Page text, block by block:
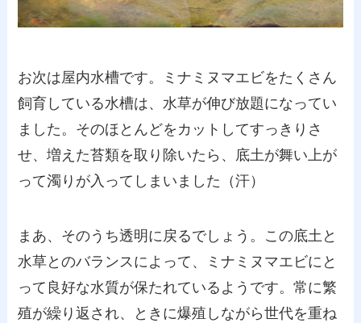
お次は屋内水槽です。ミナミヌマエビをたくさん
飼育している水槽は、水草が伸び放題になってい
ました。そのほとんどをカットしてすっきりさ
せ、増えた苔類を取り除いたら、底土が舞い上が
って濁りが入ってしまいました（汗）
まあ、そのうち透明に戻るでしょう。この底土と
水草とのバランスによって、ミナミヌマエビにと
って良好な水質が保たれているようです。常に繁
殖が繰り返され、ときに爆殖しながら世代を重ね